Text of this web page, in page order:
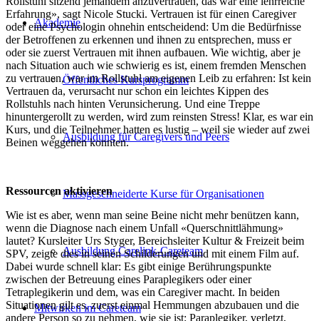
Akademie
Öffentliches Kursprogramm
Ausbildung für Caregivers und Peers
Massgeschneiderte Kurse für Organisationen
Ausbildung Carelink-Careteam
Mitwirken im Careteam
Erfahrung», sagt Nicole Stucki. Vertrauen ist für einen Caregiver
oder eine Psychologin ohnehin entscheidend: Um die Bedürfnisse
der Betroffenen zu erkennen und ihnen zu entsprechen, muss er
oder sie zuerst Vertrauen mit ihnen aufbauen. Wie wichtig, aber je
nach Situation auch wie schwierig es ist, einem fremden Menschen
zu vertrauen, war im Rollstuhl am eigenen Leib zu erfahren: Ist kein
Vertrauen da, verursacht nur schon ein leichtes Kippen des
Rollstuhls nach hinten Verunsicherung. Und eine Treppe
hinuntergerollt zu werden, wird zum reinsten Stress! Klar, es war ein
Kurs, und die Teilnehmer hatten es lustig – weil sie wieder auf zwei
Beinen weggehen konnten.
Ressourcen aktivieren
Wie ist es aber, wenn man seine Beine nicht mehr benützen kann,
wenn die Diagnose nach einem Unfall «Querschnittlähmung»
lautet? Kursleiter Urs Styger, Bereichsleiter Kultur & Freizeit beim
SPV, zeigte dies in seinen Schilderungen und mit einem Film auf.
Dabei wurde schnell klar: Es gibt einige Berührungspunkte
zwischen der Betreuung eines Paraplegikers oder einer
Tetraplegikerin und dem, was ein Caregiver macht. In beiden
Situationen gilt es, zuerst einmal Hemmungen abzubauen und die
andere Person so zu nehmen, wie sie ist: Paraplegiker, verletzt,